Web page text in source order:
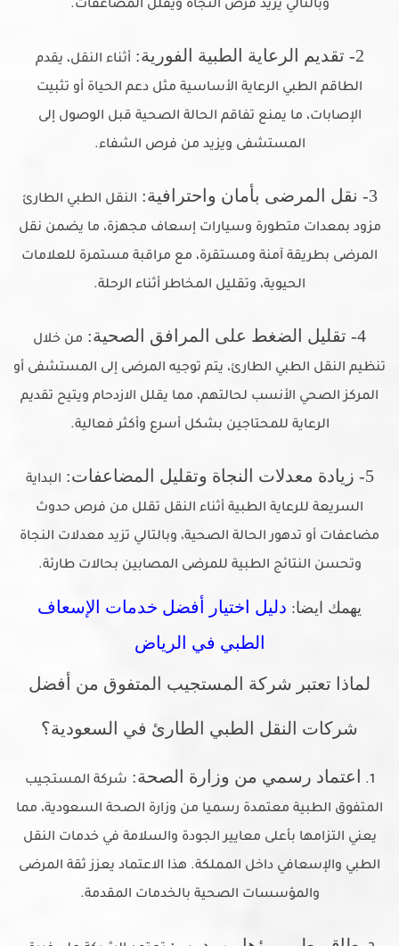
وبالتالي يزيد فرص النجاة ويقلل المضاعفات.
2- تقديم الرعاية الطبية الفورية:
أثناء النقل، يقدم
الطاقم الطبي الرعاية الأساسية مثل دعم الحياة أو تثبيت
الإصابات، ما يمنع تفاقم الحالة الصحية قبل الوصول إلى
المستشفى ويزيد من فرص الشفاء.
3- نقل المرضى بأمان واحترافية:
النقل الطبي الطارئ
مزود بمعدات متطورة وسيارات إسعاف مجهزة، ما يضمن نقل
المرضى بطريقة آمنة ومستقرة، مع مراقبة مستمرة للعلامات
الحيوية، وتقليل المخاطر أثناء الرحلة.
4- تقليل الضغط على المرافق الصحية:
من خلال
تنظيم النقل الطبي الطارئ، يتم توجيه المرضى إلى المستشفى أو
المركز الصحي الأنسب لحالتهم، مما يقلل الازدحام ويتيح تقديم
الرعاية للمحتاجين بشكل أسرع وأكثر فعالية.
5- زيادة معدلات النجاة وتقليل المضاعفات:
البداية
السريعة للرعاية الطبية أثناء النقل تقلل من فرص حدوث
مضاعفات أو تدهور الحالة الصحية، وبالتالي تزيد معدلات النجاة
وتحسن النتائج الطبية للمرضى المصابين بحالات طارئة.
يهمك ايضا: دليل اختيار أفضل خدمات الإسعاف
الطبي في الرياض
لماذا تعتبر شركة المستجيب المتفوق من أفضل
شركات النقل الطبي الطارئ في السعودية؟
1. اعتماد رسمي من وزارة الصحة: شركة المستجيب
المتفوق الطبية معتمدة رسميا من وزارة الصحة السعودية، مما
يعني التزامها بأعلى معايير الجودة والسلامة في خدمات النقل
الطبي والإسعافي داخل المملكة. هذا الاعتماد يعزز ثقة المرضى
والمؤسسات الصحية بالخدمات المقدمة.